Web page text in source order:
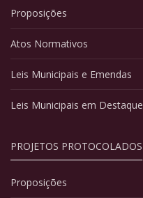
Proposições
Atos Normativos
Leis Municipais e Emendas
Leis Municipais em Destaque
PROJETOS PROTOCOLADOS
Proposições